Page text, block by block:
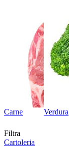
Carne Verdura
Filtra
Cartoleria